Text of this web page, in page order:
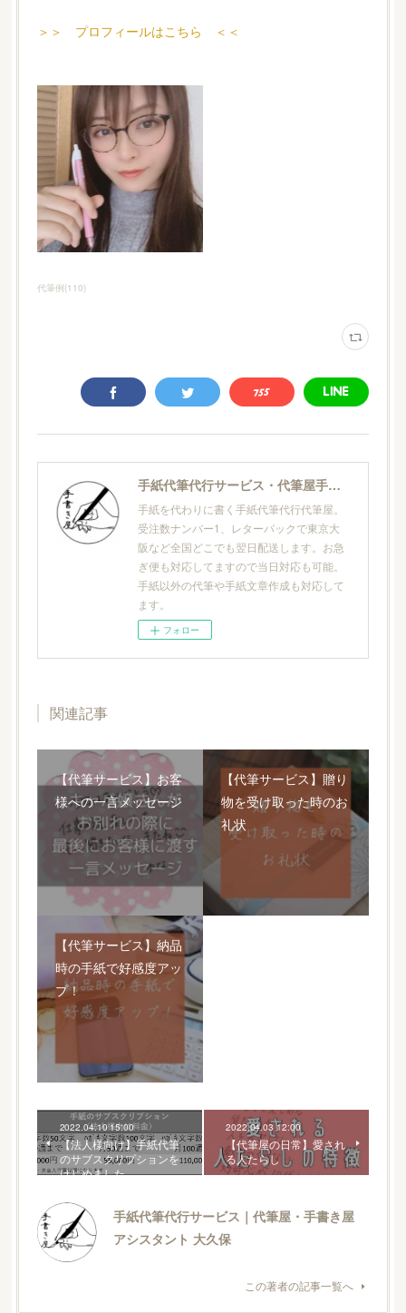
＞＞ プロフィールはこちら ＜＜
代筆例(110)
手紙代筆代行サービス・代筆屋手書き屋®
手紙を代わりに書く手紙代筆代行代筆屋。
受注数ナンバー1、レターパックで東京大
阪など全国どこでも翌日配送します。お急
ぎ便も対応してますので当日対応も可能。
手紙以外の代筆や手紙文章作成も対応して
ます。
フォロー
関連記事
【代筆サービス】お客
様への一言メッセージ
【代筆サービス】贈り
物を受け取った時のお
礼状
【代筆サービス】納品
時の手紙で好感度アッ
プ！
2022.04.10 15:00
【法人様向け】手紙代筆
のサブスクリプションを
はじめました
2022.04.03 12:00
【代筆屋の日常】愛され
る人たらし
手紙代筆代行サービス｜代筆屋・手書き屋
アシスタント 大久保
この著者の記事一覧へ